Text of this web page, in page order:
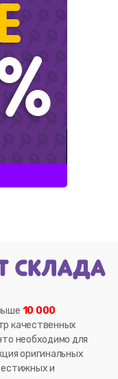
10 000
качественных
необходимо для
оригинальных
и